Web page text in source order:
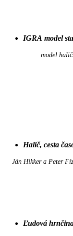
IGRA model
model
Halič, cesta
Ján Hikker a Peter
Ľudová